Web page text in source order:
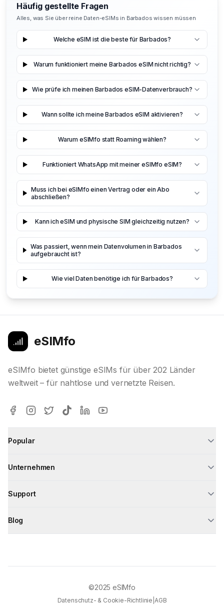
Häufig gestellte Fragen
Alles, was Sie über reine Daten-eSIMs in Barbados wissen müssen
Welche eSIM ist die beste für Barbados?
Warum funktioniert meine Barbados eSIM nicht richtig?
Wie prüfe ich meinen Barbados eSIM-Datenverbrauch?
Wann sollte ich meine Barbados eSIM aktivieren?
Warum eSIMfo statt Roaming wählen?
Funktioniert WhatsApp mit meiner eSIMfo eSIM?
Muss ich bei eSIMfo einen Vertrag oder ein Abo
abschließen?
Kann ich eSIM und physische SIM gleichzeitig nutzen?
Was passiert, wenn mein Datenvolumen in Barbados
aufgebraucht ist?
Wie viel Daten benötige ich für Barbados?
eSIMfo
eSIMfo bietet günstige eSIMs für über 202 Länder
weltweit – für nahtlose und vernetzte Reisen.
Popular
Unternehmen
Support
Blog
©2025 eSIMfo
Datenschutz- & Cookie-Richtlinie AGB